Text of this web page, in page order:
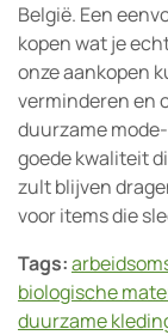
België. Een
kopen wat je
onze aankopen
verminderen en
duurzame
goede kwaliteit
zult blijven
voor items die
Tags:
biologische
duurzame